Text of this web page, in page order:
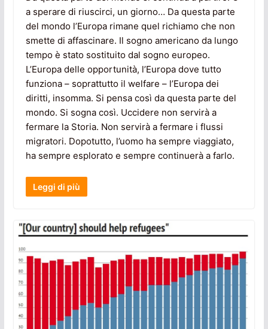
a sperare di riuscirci, un giorno… Da questa parte
del mondo l’Europa rimane quel richiamo che non
smette di affascinare. Il sogno americano da lungo
tempo è stato sostituito dal sogno europeo.
L’Europa delle opportunità, l’Europa dove tutto
funziona – soprattutto il welfare – l’Europa dei
diritti, insomma. Si pensa così da questa parte del
mondo. Si sogna così. Uccidere non servirà a
fermare la Storia. Non servirà a fermare i flussi
migratori. Dopotutto, l’uomo ha sempre viaggiato,
ha sempre esplorato e sempre continuerà a farlo.
Leggi di più